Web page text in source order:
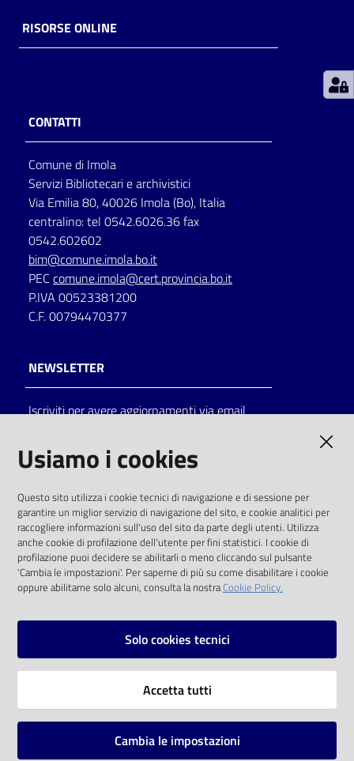
Decentrate
Seguici
su
on line
Eventi
Chiedi al
bibliotecario
Avvisi
RISORSE ONLINE
CONTATTI
Comune di Imola
Servizi Bibliotecari e archivistici
Via Emilia 80, 40026 Imola (Bo), Italia
centralino: tel 0542.6026.36 fax
0542.602602
bim@comune.imola.bo.it
PEC comune.imola@cert.provincia.bo.it
P.IVA 00523381200
C.F. 00794470377
NEWSLETTER
Iscriviti per avere aggiornamenti via email
solo alle condizioni previste dalla direttiva
comunitaria 2003/98/CE e dal d.lgs. 36/2006
SOCIAL
Instagram
Vai alla pagina
Usiamo i cookies
Questo sito utilizza i cookie tecnici di navigazione e di sessione per
garantire un miglior servizio di navigazione del sito, e cookie analitici per
raccogliere informazioni sull'uso del sito da parte degli utenti. Utilizza
anche cookie di profilazione dell'utente per fini statistici. I cookie di
profilazione puoi decidere se abilitarli o meno cliccando sul pulsante
'Cambia le impostazioni'. Per saperne di più su come disabilitare i cookie
oppure abilitarne solo alcuni, consulta la nostraCookie Policy.
Solo cookies tecnici
Accetta tutti
Cambia le impostazioni